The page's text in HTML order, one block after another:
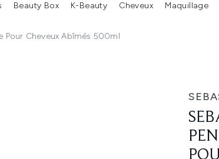
Été )
Accédez au sous-menu (Offres) Accédez au sous-menu (Marques) Accédez au sous-menu (Nouveautés)
Beauty Box
Accédez au sous-menu (Beauty Box)
K-Beauty Cheveux Maquillage
Pour Cheveux Abîmés 500ml
pour cheveux abîmés 500ml